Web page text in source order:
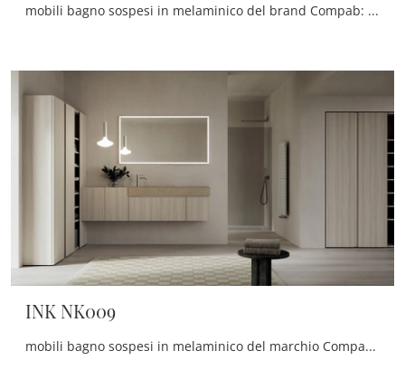
mobili bagno sospesi in melaminico del brand Compab: clicca e scopri l'arredo bagno moderno INK NK010 per il tuo bagno.
INK NK009
mobili bagno sospesi in melaminico del marchio Compab: clicca e scopri l'arredo bagno moderno INK NK009 per il bagno di casa.